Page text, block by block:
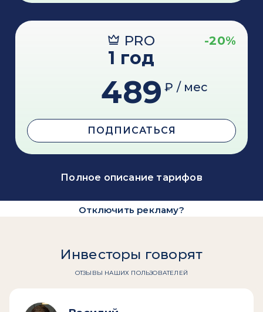
PRO -20%
1 год
489 ₽ / мес
ПОДПИСАТЬСЯ
Полное описание тарифов
Отключить рекламу?
Инвесторы говорят
ОТЗЫВЫ НАШИХ ПОЛЬЗОВАТЕЛЕЙ